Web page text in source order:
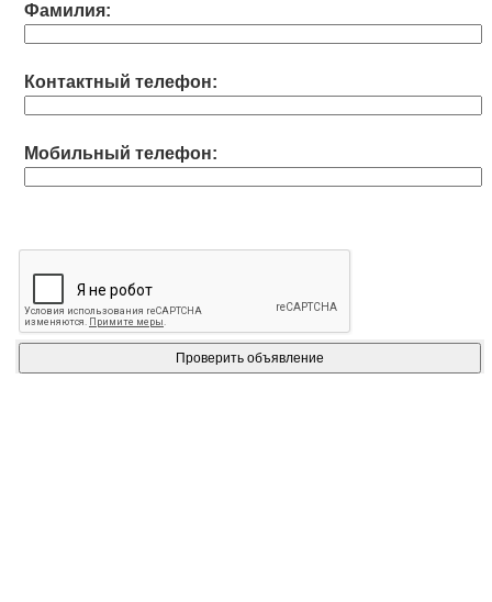
Фамилия:
Контактный телефон:
Мобильный телефон: